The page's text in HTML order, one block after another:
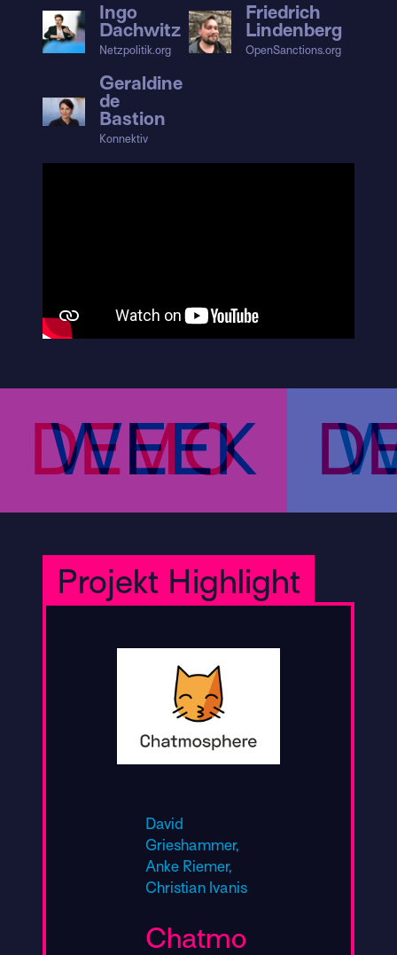
Ingo
Dachwitz
Netzpolitik.org
Friedrich
Lindenberg
OpenSanctions.org
Geraldine
de
Bastion
Konnektiv
DEMO
WEEK
Projekt Highlight
David
Grieshammer,
Anke Riemer,
Christian Ivanis
Chatmo